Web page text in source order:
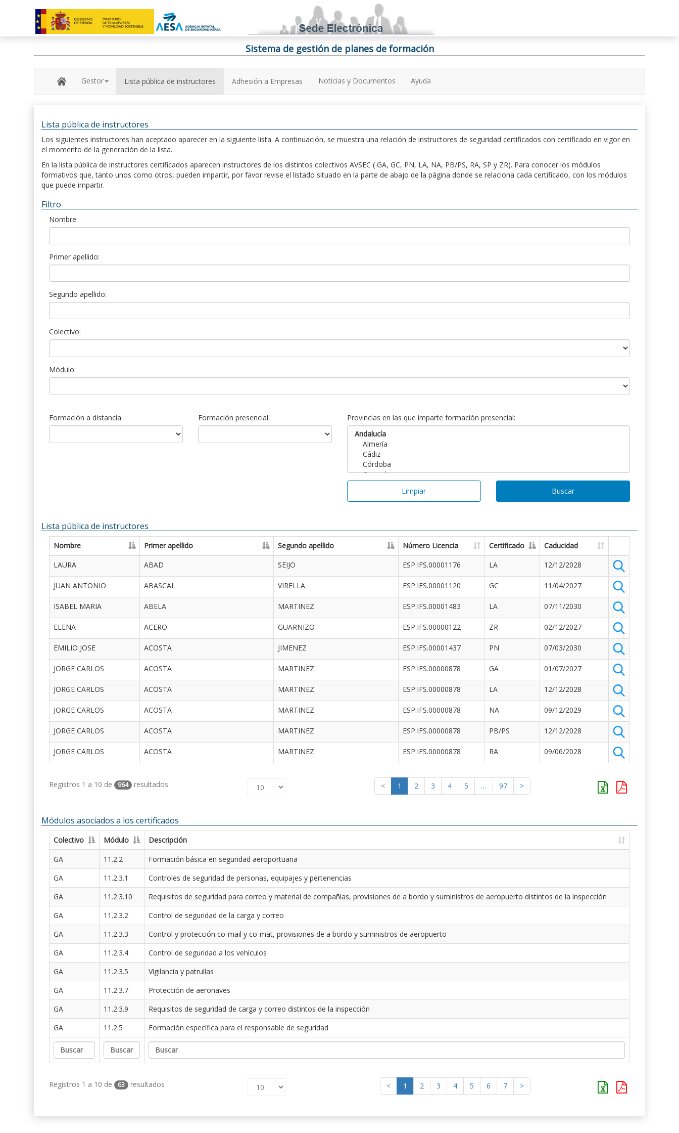
Sistema de gestión de planes de formación
Gestor Lista pública de instructores Adhesión a Empresas Noticias y Documentos Ayuda
Lista pública de instructores
Los siguientes instructores han aceptado aparecer en la siguiente lista. A continuación, se muestra una relación de instructores de seguridad certificados con certificado en vigor en
el momento de la generación de la lista.
En la lista pública de instructores certificados aparecen instructores de los distintos colectivos AVSEC ( GA, GC, PN, LA, NA, PB/PS, RA, SP y ZR). Para conocer los módulos
formativos que, tanto unos como otros, pueden impartir, por favor revise el listado situado en la parte de abajo de la página donde se relaciona cada certificado, con los módulos
que puede impartir.
Filtro
Nombre:
Primer apellido:
Segundo apellido:
Colectivo:
Módulo:
Formación a distancia: Formación presencial: Provincias en las que imparte formación presencial:
Limpiar Buscar
Lista pública de instructores
Nombre Primer apellido Segundo apellido Número Licencia Certificado
Caducidad
LAURA
ABAD SEIJO ESP.IFS.00001176 LA 12/12/2028
JUAN ANTONIO ABASCAL VIRELLA ESP.IFS.00001120 GC 11/04/2027
ISABEL MARIA ABELA MARTINEZ ESP.IFS.00001483 LA 07/11/2030
ELENA ACERO GUARNIZO ESP.IFS.00000122 ZR 02/12/2027
EMILIO JOSE ACOSTA JIMENEZ ESP.IFS.00001437 PN 07/03/2030
JORGE CARLOS ACOSTA MARTINEZ ESP.IFS.00000878 GA 01/07/2027
JORGE CARLOS ACOSTA MARTINEZ ESP.IFS.00000878 LA 12/12/2028
JORGE CARLOS ACOSTA MARTINEZ ESP.IFS.00000878 NA 09/12/2029
JORGE CARLOS ACOSTA MARTINEZ ESP.IFS.00000878 PB/PS 12/12/2028
JORGE CARLOS ACOSTA MARTINEZ ESP.IFS.00000878 RA 09/06/2028
Registros 1 a 10 de 964 resultados < 1 2 3 4 5 … 97 >
Módulos asociados a los certificados
Colectivo Módulo
Descripción
GA
11.2.2
Formación básica en seguridad aeroportuaria
GA
11.2.3.1
Controles de seguridad de personas, equipajes y pertenencias
GA
11.2.3.10
Requisitos de seguridad para correo y material de compañías, provisiones de a bordo y suministros de aeropuerto distintos de la inspección
GA
11.2.3.2
Control de seguridad de la carga y correo
GA
11.2.3.3
Control y protección co-mail y co-mat, provisiones de a bordo y suministros de aeropuerto
GA
11.2.3.4
Control de seguridad a los vehículos
GA
11.2.3.5
Vigilancia y patrullas
GA
11.2.3.7
Protección de aeronaves
GA
11.2.3.9
Requisitos de seguridad de carga y correo distintos de la inspección
GA
11.2.5 Formación específica para el responsable de seguridad
Registros 1 a 10 de 63 resultados < 1 2 3 4 5 6 7 >